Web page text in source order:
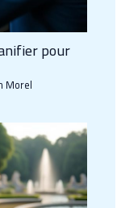
pour
Morel